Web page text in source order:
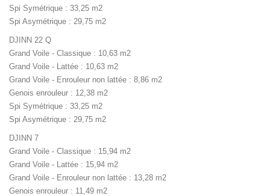
Spi Symétrique : 33,25 m2
Spi Asymétrique : 29,75 m2
DJINN 22 Q
Grand Voile - Classique : 10,63 m2
Grand Voile - Lattée : 10,63 m2
Grand Voile - Enrouleur non lattée : 8,86 m2
Genois enrouleur : 12,38 m2
Spi Symétrique : 33,25 m2
Spi Asymétrique : 29,75 m2
DJINN 7
Grand Voile - Classique : 15,94 m2
Grand Voile - Lattée : 15,94 m2
Grand Voile - Enrouleur non lattée : 13,28 m2
Genois enrouleur : 11,49 m2